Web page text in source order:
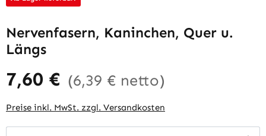
Nervenfasern, Kaninchen, Quer u.
Längs
7,60 € (6,39 € netto)
Preise inkl. MwSt. zzgl. Versandkosten